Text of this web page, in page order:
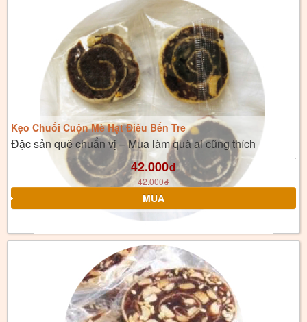
Kẹo Chuối Cuộn Mè Hạt Điều Bến Tre
Đặc sản quê chuẩn vị – Mua làm quà ai cũng thích
42.000đ
42.000đ